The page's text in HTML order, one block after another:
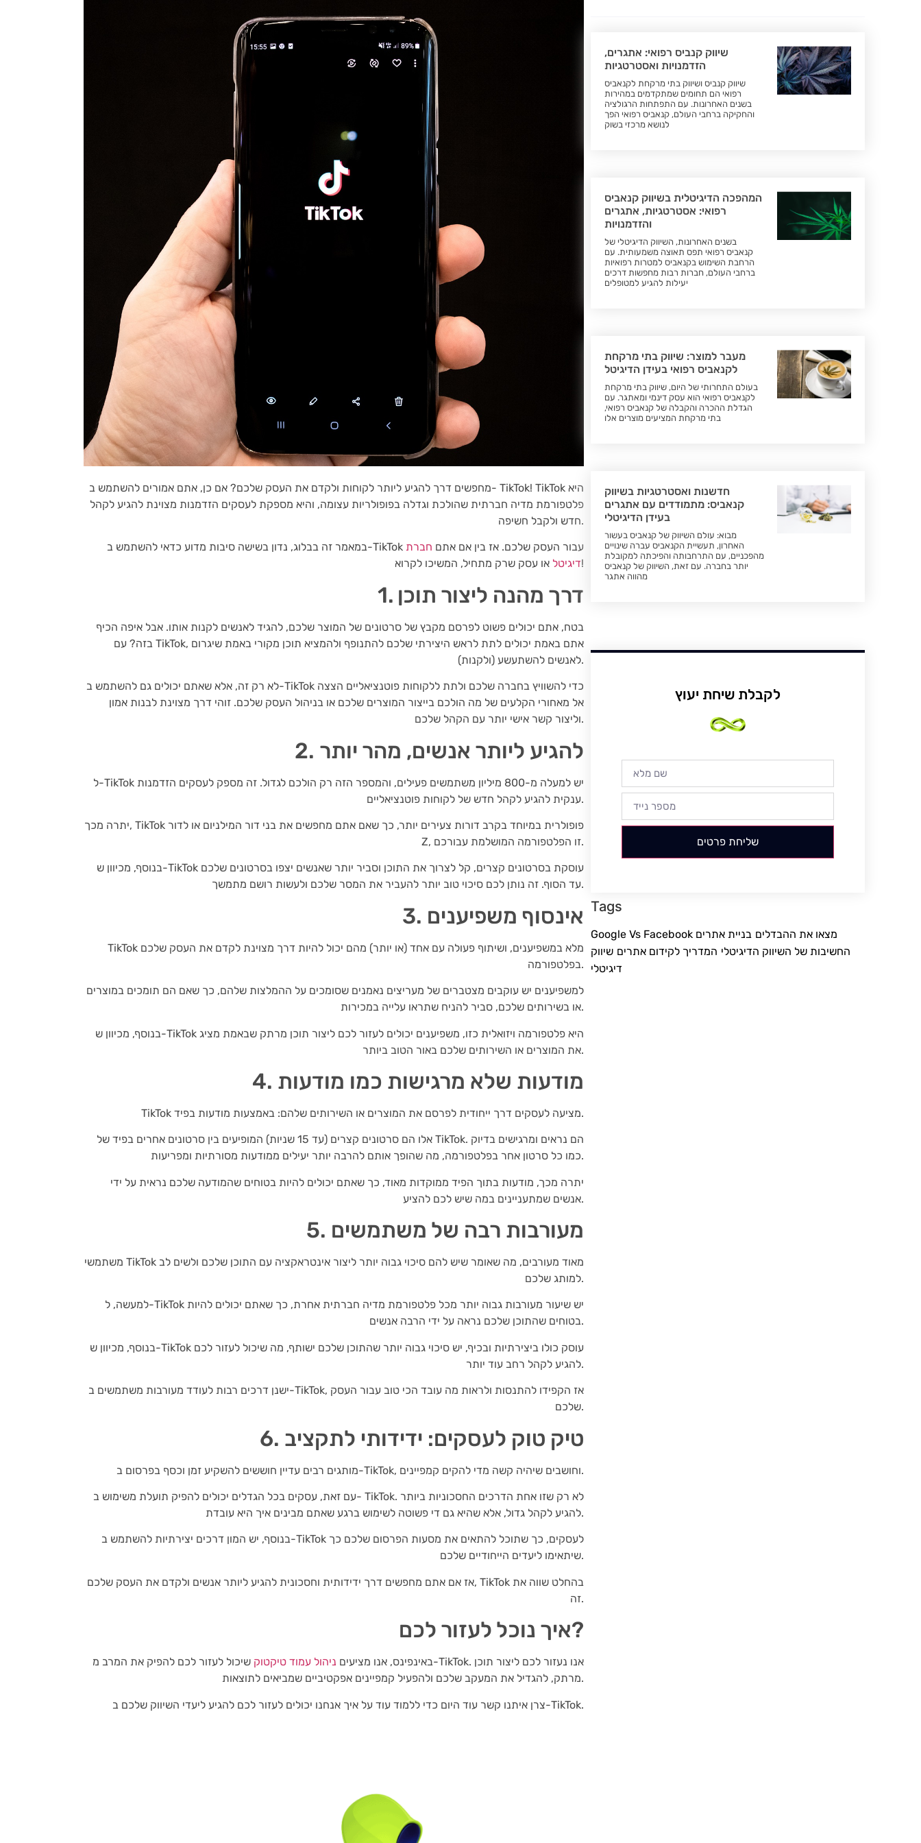
מחפשים דרך להגיע ליותר לקוחות ולקדם את העסק שלכם? אם כן, אתם אמורים להשתמש ב- TikTok! TikTok היא
פלטפורמת מדיה חברתית שהולכת וגדלה בפופולריות עצומה, והיא מספקת לעסקים הזדמנות מצוינת להגיע לקהל
חדש ולקבל חשיפה.
במאמר זה בבלוג, נדון בשישה סיבות מדוע כדאי להשתמש ב-TikTok עבור העסק שלכם. אז בין אם אתם חברת
דיגיטלאו עסק שרק מתחיל, המשיכו לקרוא!
1. דרך מהנה ליצור תוכן
בטח, אתם יכולים פשוט לפרסם מקבץ של סרטונים של המוצר שלכם, להגיד לאנשים לקנות אותו. אבל איפה הכיף
בזה? עם TikTok, אתם באמת יכולים לתת לראש היצירתי שלכם להתנופף ולהמציא תוכן מקורי באמת שיגרום
לאנשים להשתעשע (ולקנות).
לא רק זה, אלא שאתם יכולים גם להשתמש ב-TikTok כדי להשוויץ בחברה שלכם ולתת ללקוחות פוטנציאליים הצצה
אל מאחורי הקלעים של מה הולכם בייצור המוצרים שלכם או בניהול העסק שלכם. זוהי דרך מצוינת לבנות אמון
וליצור קשר אישי יותר עם הקהל שלכם.
2. להגיע ליותר אנשים, מהר יותר
ל-TikTok יש למעלה מ-800 מיליון משתמשים פעילים, והמספר הזה רק הולכם לגדול. זה מספק לעסקים הזדמנות
ענקית להגיע לקהל חדש של לקוחות פוטנציאליים.
יתרה מכך, TikTok פופולרית במיוחד בקרב דורות צעירים יותר, כך שאם אתם מחפשים את בני דור המילניום או לדור
Z, זו הפלטפורמה המושלמת עבורכם.
בנוסף, מכיוון ש-TikTok עוסקת בסרטונים קצרים, קל לצרוך את התוכן וסביר יותר שאנשים יצפו בסרטונים שלכם
עד הסוף. זה נותן לכם סיכוי טוב יותר להעביר את המסר שלכם ולעשות רושם מתמשך.
3. אינסוף משפיענים
TikTok מלא במשפיענים, ושיתוף פעולה עם אחד (או יותר) מהם יכול להיות דרך מצוינת לקדם את העסק שלכם
בפלטפורמה.
למשפיענים יש עוקבים מצטברים של מעריצים נאמנים שסומכים על ההמלצות שלהם, כך שאם הם תומכים במוצרים
או בשירותים שלכם, סביר להניח שתראו עלייה במכירות.
בנוסף, מכיוון ש-TikTok היא פלטפורמה ויזואלית כזו, משפיענים יכולים לעזור לכם ליצור תוכן מרתק שבאמת מציג
את המוצרים או השירותים שלכם באור הטוב ביותר.
4. מודעות שלא מרגישות כמו מודעות
TikTok מציעה לעסקים דרך ייחודית לפרסם את המוצרים או השירותים שלהם: באמצעות מודעות בפיד.
אלו הם סרטונים קצרים (עד 15 שניות) המופיעים בין סרטונים אחרים בפיד של TikTok. הם נראים ומרגישים בדיוק
כמו כל סרטון אחר בפלטפורמה, מה שהופך אותם להרבה יותר יעילים ממודעות מסורתיות ומפריעות.
יתרה מכך, מודעות בתוך הפיד ממוקדות מאוד, כך שאתם יכולים להיות בטוחים שהמודעה שלכם נראית על ידי
אנשים שמתעניינים במה שיש לכם להציע.
5. מעורבות רבה של משתמשים
משתמשי TikTok מאוד מעורבים, מה שאומר שיש להם סיכוי גבוה יותר ליצור אינטראקציה עם התוכן שלכם ולשים לב
למותג שלכם.
למעשה, ל-TikTok יש שיעור מעורבות גבוה יותר מכל פלטפורמת מדיה חברתית אחרת, כך שאתם יכולים להיות
בטוחים שהתוכן שלכם נראה על ידי הרבה אנשים.
בנוסף, מכיוון ש-TikTok עוסק כולו ביצירתיות ובכיף, יש סיכוי גבוה יותר שהתוכן שלכם ישותף, מה שיכול לעזור לכם
להגיע לקהל רחב עוד יותר.
ישנן דרכים רבות לעודד מעורבות משתמשים ב-TikTok, אז הקפידו להתנסות ולראות מה עובד הכי טוב עבור העסק
שלכם.
6. טיק טוק לעסקים: ידידותי לתקציב
מותגים רבים עדיין חוששים להשקיע זמן וכסף בפרסום ב-TikTok, וחושבים שיהיה קשה מדי להקים קמפיינים.
עם זאת, עסקים בכל הגדלים יכולים להפיק תועלת משימוש ב- TikTok. לא רק שזו אחת הדרכים החסכוניות ביותר
להגיע לקהל גדול, אלא שהיא גם די פשוטה לשימוש ברגע שאתם מבינים איך היא עובדת.
בנוסף, יש המון דרכים יצירתיות להשתמש ב-TikTok לעסקים, כך שתוכל להתאים את מסעות הפרסום שלכם כך
שיתאימו ליעדים הייחודיים שלכם.
אז אם אתם מחפשים דרך ידידותית וחסכונית להגיע ליותר אנשים ולקדם את העסק שלכם, TikTok בהחלט שווה את
זה.
איך נוכל לעזור לכם?
באינפינס, אנו מציעים ניהול עמוד טיקטוק שיכול לעזור לכם להפיק את המרב מ-TikTok. אנו נעזור לכם ליצור תוכן
מרתק, להגדיל את המעקב שלכם ולהפעיל קמפיינים אפקטיביים שמביאים לתוצאות.
צרן איתנו קשר עוד היום כדי ללמוד עוד על איך אנחנו יכולים לעזור לכם להגיע ליעדי השיווק שלכם ב-TikTok.
שיווק קנביס רפואי: אתגרים,
הזדמנויות ואסטרטגיות
שיווק קנביס ושיווק בתי מרקחת לקנאביס
רפואי הם תחומים שמתקדמים במהירות
בשנים האחרונות. עם התפתחות הרגולציה
והחקיקה ברחבי העולם, קנאביס רפואי הפך
לנושא מרכזי בשוק
המהפכה הדיגיטלית בשיווק קנאביס
רפואי: אסטרטגיות, אתגרים
והזדמנויות
בשנים האחרונות, השיווק הדיגיטלי של
קנאביס רפואי תפס תאוצה משמעותית. עם
הרחבת השימוש בקנאביס למטרות רפואיות
ברחבי העולם, חברות רבות מחפשות דרכים
יעילות להגיע למטופלים
מעבר למוצר: שיווק בתי מרקחת
לקנאביס רפואי בעידן הדיגיטל
בעולם התחרותי של היום, שיווק בתי מרקחת
לקנאביס רפואי הוא עסק דינמי ומאתגר. עם
הגדלת ההכרה והקבלה של קנאביס רפואי,
בתי מרקחת המציעים מוצרים אלו
חדשנות ואסטרטגיות בשיווק
קנאביס: מתמודדים עם אתגרים
בעידן הדיגיטלי
מבוא: עולם השיווק של קנאביס בעשור
האחרון, תעשיית הקנאביס עברה שינויים
מהפכניים, עם התרחבותה והפיכתה למקובלת
יותר בחברה. עם זאת, השיווק של קנאביס
מהווה אתגר
לקבלת שיחת יעוץ
שליחת פרטים
Tags
Google Vs Facebook מצאו את ההבדלים בניית אתרים
החשיבות של השיווק הדיגיטלי המדריך לקידום אתרים שיווק
דיגיטלי